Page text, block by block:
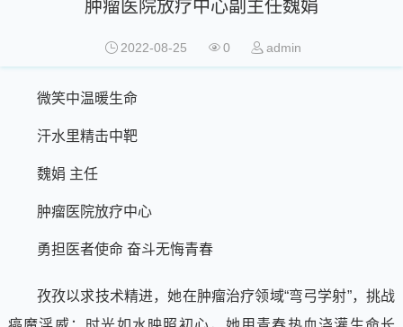
肿瘤医院放疗中心副主任魏娟
2022-08-25 0 admin
微笑中温暖生命
汗水里精击中靶
魏娟 主任
肿瘤医院放疗中心
勇担医者使命 奋斗无悔青春
孜孜以求技术精进，她在肿瘤治疗领域“弯弓学射”，挑战